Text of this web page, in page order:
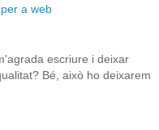
a web
escriure i deixar
Bé, això ho deixarem